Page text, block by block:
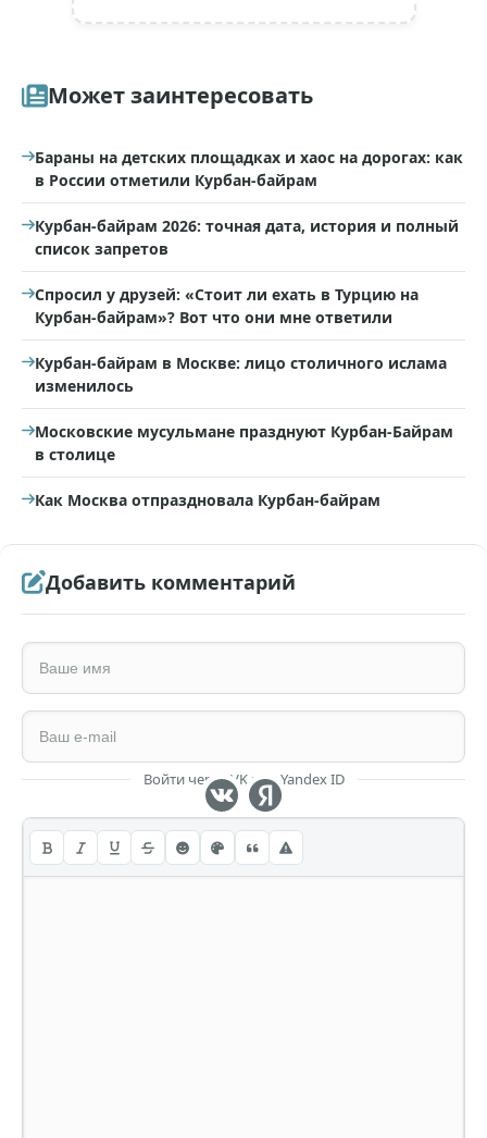
Может заинтересовать
Бараны на детских площадках и хаос на дорогах: как
в России отметили Курбан-байрам
Курбан-байрам 2026: точная дата, история и полный
список запретов
Спросил у друзей: «Стоит ли ехать в Турцию на
Курбан-байрам»? Вот что они мне ответили
Курбан-байрам в Москве: лицо столичного ислама
изменилось
Московские мусульмане празднуют Курбан-Байрам
в столице
Как Москва отпраздновала Курбан-байрам
Добавить комментарий
Войти через VK или Yandex ID